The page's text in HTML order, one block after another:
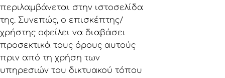
περιλαμβάνεται στην ιστοσελίδα
της. Συνεπώς, ο επισκέπτης/
χρήστης οφείλει να διαβάσει
προσεκτικά τους όρους αυτούς
πριν από τη χρήση των
υπηρεσιών του δικτυακού τόπου